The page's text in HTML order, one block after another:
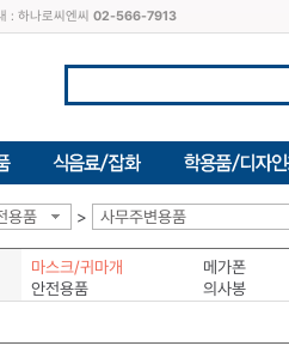
: 하나로씨엔씨 02-566-7913
용품 > 사무주변용품
마스크/귀마개
메가폰
안전용품
의사봉